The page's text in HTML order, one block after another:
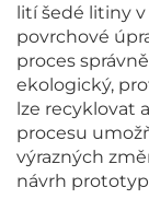
lití šedé litiny
povrchové
proces
ekologický,
lze recyklovat
procesu
výrazných
návrh